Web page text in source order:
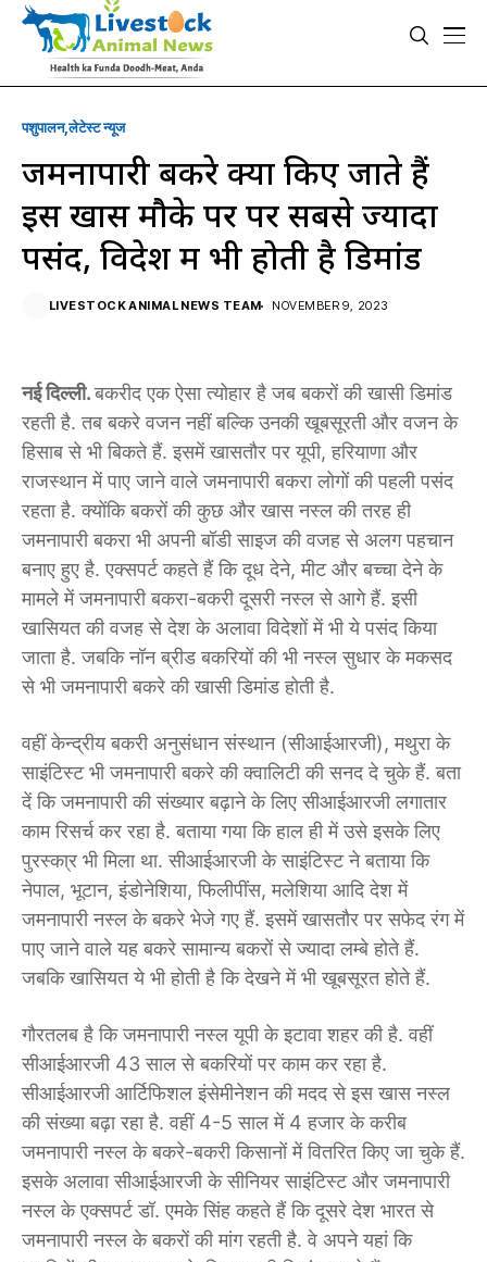
पशुपालन लेटेस्ट न्यूज
जमनापारी बकरे क्यों किए जाते हैं
इस खास मौके पर पर सबसे ज्यादा
पसंद, विदेश में भी होती है डिमांड
LIVESTOCK ANIMAL NEWS TEAM NOVEMBER 9, 2023
नई दिल्ली.बकरीद एक ऐसा त्योहार है जब बकरों की खासी डिमांड
रहती है. तब बकरे वजन नहीं बल्कि उनकी खूबसूरती और वजन के
हिसाब से ​भी बिकते हैं. इसमें खासतौर पर यूपी, हरियाणा और
राजस्थान में पाए जाने वाले जमनापारी बकरा लोगों की पहली पसंद
रहता है. क्योंकि बकरों की कुछ और खास नस्ल की तरह ही
जमनापारी बकरा भी अपनी बॉडी साइज की वजह से अलग पहचान
बनाए हुए है. एक्सपर्ट क​हते हैं कि दूध देने, मीट और बच्चा देने के
मामले में जमनापारी बकरा-बकरी दूसरी नस्ल से आगे हैं. इसी
खासियत की वजह से देश के अलावा विदेशों में भी ये पसंद किया
जाता है. जबकि नॉन ब्रीड बकरियों की भी नस्ल सुधार के मकसद
से भी जमनापारी बकरे की खासी डिमांड होती है.
वहीं केन्द्रीय बकरी अनुसंधान संस्थान (सीआईआरजी), मथुरा के
साइंटिस्ट भी जमनापारी बकरे की क्वालिटी की सनद दे चुके हैं. बता
दें कि जमनापारी की संख्यार बढ़ाने के लिए सीआईआरजी लगातार
काम रिसर्च कर रहा है. बताया गया कि हाल ही में उसे इसके लिए
पुरस्का्र भी मिला था. सीआईआरजी के साइंटिस्ट ने बताया कि
नेपाल, भूटान, इंडोनेशिया, फिलीपींस, मलेशिया आदि देश में
जमनापारी नस्ल के बकरे भेजे गए हैं. इसमें खासतौर पर सफेद रंग में
पाए जाने वाले यह बकरे सामान्य बकरों से ज्यादा लम्बे होते हैं.
जबकि खासियत ये भी होती है कि देखने में भी खूबसूरत होते हैं.
गौरतलब है कि जमनापारी नस्ल यूपी के इटावा शहर की है. वहीं
सीआईआरजी 43 साल से बकरियों पर काम कर रहा है.
सीआईआरजी आर्टिफिशल इंसेमीनेशन की मदद से इस खास नस्ल
की संख्या बढ़ा रहा है. वहीं 4-5 साल में 4 हजार के करीब
जमनापारी नस्ल के बकरे-बकरी किसानों में वितरित किए जा चुके हैं.
इसके अलावा सीआईआरजी के सीनियर साइंटिस्ट और जमनापारी
नस्ल के एक्सपर्ट डॉ. एमके सिंह कहते हैं कि दूसरे देश भारत से
जमनापारी नस्ल के बकरों की मांग रहती है. वे अपने यहां कि